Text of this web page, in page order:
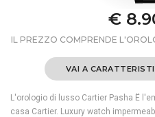
€
IL PREZZO COMPRENDE
VAI A
L'orologio di lusso Cartier Pasha Ë
casa Cartier. Luxury watch